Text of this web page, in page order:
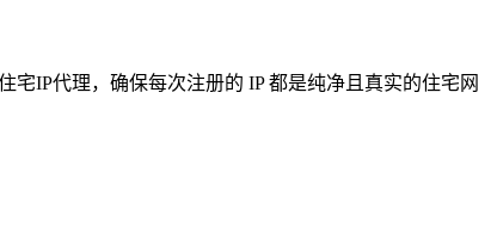
宅IP代理，确保每次注册的 IP 都是纯净且真实的住宅网